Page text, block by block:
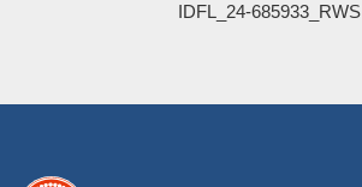
IDFL_24-685933_RWS